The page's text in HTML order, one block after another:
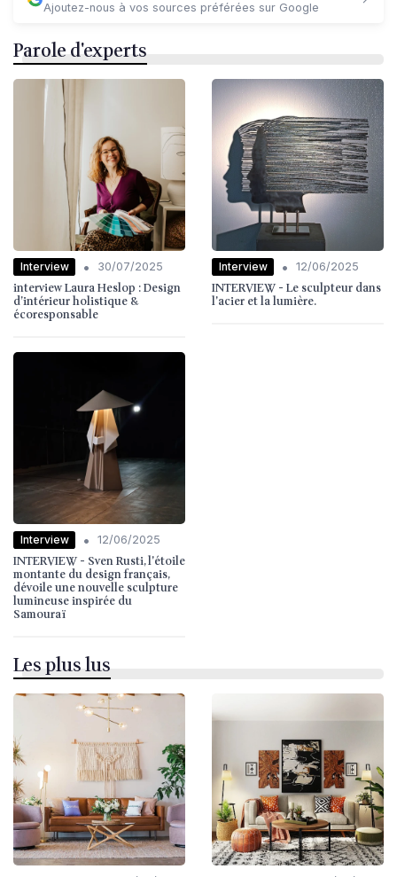
Ajoutez-nous à vos sources préférées sur Google
Parole d'experts
Interview • 30/07/2025
interview Laura Heslop : Design
d’intérieur holistique &
écoresponsable
Interview • 12/06/2025
INTERVIEW - Le sculpteur dans
l'acier et la lumière.
Interview • 12/06/2025
INTERVIEW - Sven Rusti, l'étoile
montante du design français,
dévoile une nouvelle sculpture
lumineuse inspirée du
Samouraï
Les plus lus